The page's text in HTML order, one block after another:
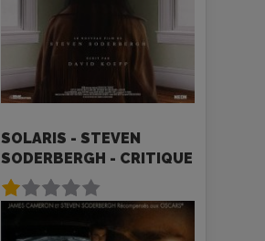
SOLARIS - STEVEN
SODERBERGH - CRITIQUE